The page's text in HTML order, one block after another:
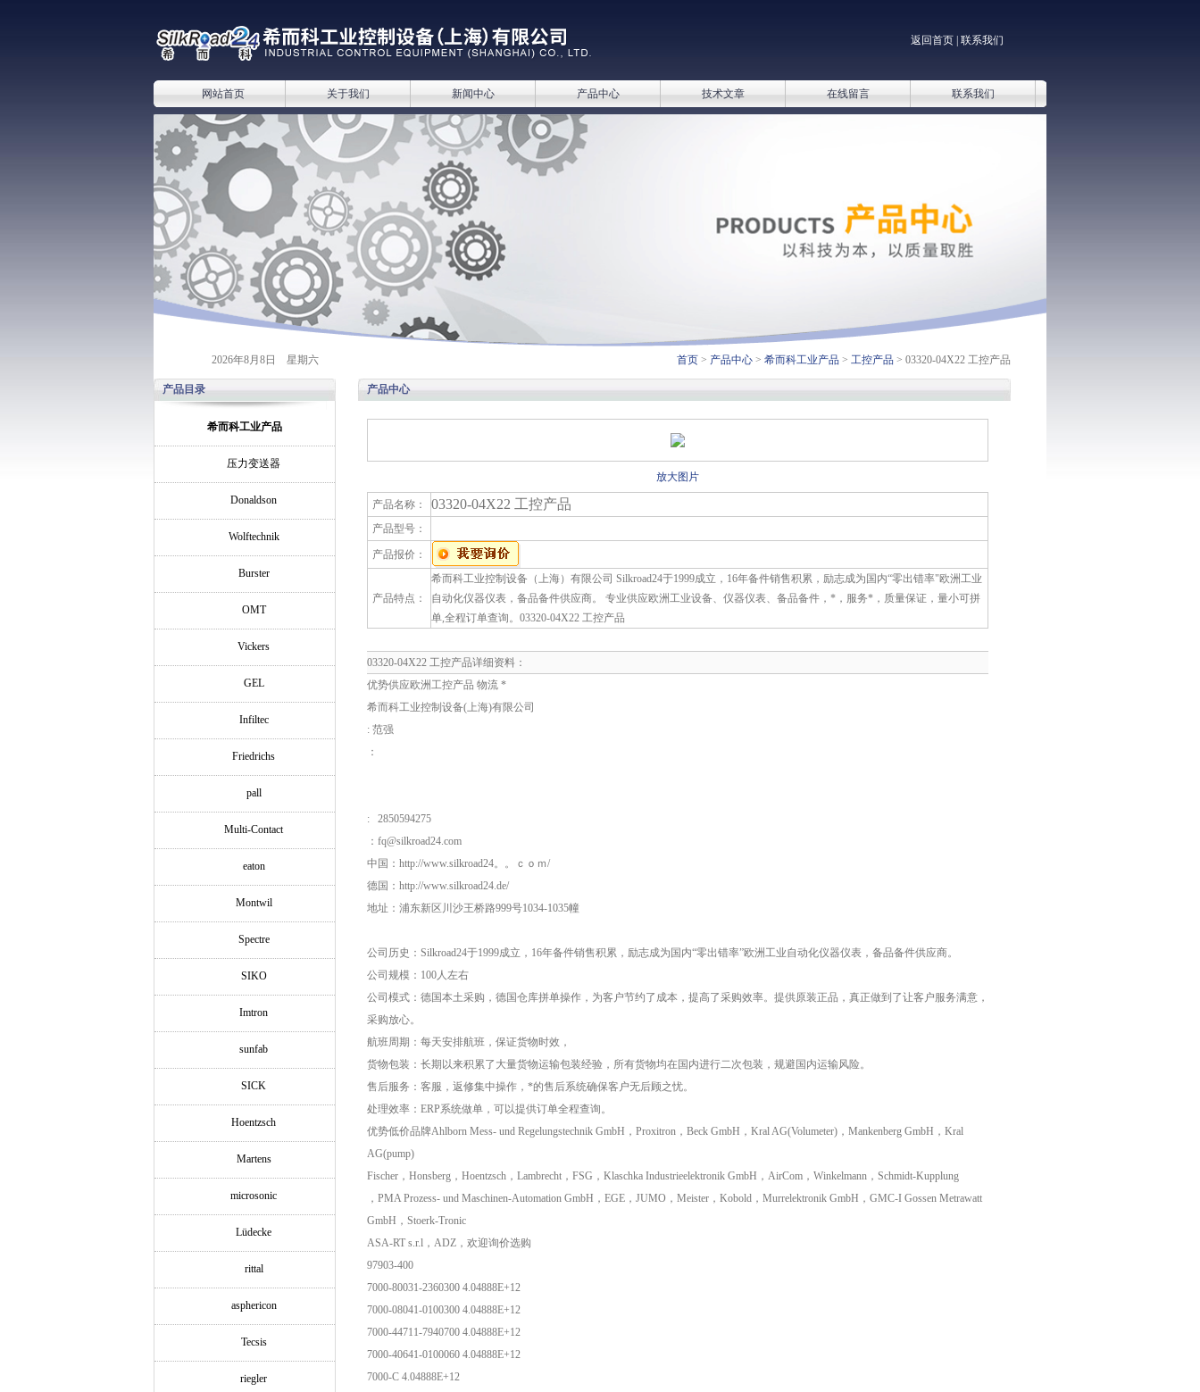
返回首页 联系我们
网站首页 关于我们 新闻中心 产品中心 技术文章 在线留言 联系我们
2026年8月8日 星期六 首页 > 产品中心 > 希而科工业产品 > 工控产品 > 03320-04X22 工控产品
产品目录
希而科工业产品
压力变送器
Donaldson
Wolftechnik
Burster
OMT
Vickers
GEL
Infiltec
Friedrichs
pall
Multi-Contact
eaton
Montwil
Spectre
SIKO
Imtron
sunfab
SICK
Hoentzsch
Martens
microsonic
Lüdecke
rittal
asphericon
Tecsis
riegler
产品中心
放大图片
产品名称： 03320-04X22 工控产品
产品型号：
产品报价：
产品特点：
希而科工业控制设备（上海）有限公司 Silkroad24于1999成立，16年备件销售积累，励志成为国内“零出错率"欧洲工业
自动化仪器仪表，备品备件供应商。 专业供应欧洲工业设备、仪器仪表、备品备件，*，服务*，质量保证，量小可拼
单,全程订单查询。03320-04X22 工控产品
03320-04X22 工控产品详细资料：
优势供应欧洲工控产品 物流 *
希而科工业控制设备(上海)有限公司
: 范强
：
: 2850594275
：fq@silkroad24.com
中国：http://www.silkroad24。。ｃｏｍ/
德国：http://www.silkroad24.de/
地址：浦东新区川沙王桥路999号1034-1035幢
公司历史：Silkroad24于1999成立，16年备件销售积累，励志成为国内“零出错率”欧洲工业自动化仪器仪表，备品备件供应商。
公司规模：100人左右
公司模式：德国本土采购，德国仓库拼单操作，为客户节约了成本，提高了采购效率。提供原装正品，真正做到了让客户服务满意，
采购放心。
航班周期：每天安排航班，保证货物时效，
货物包装：长期以来积累了大量货物运输包装经验，所有货物均在国内进行二次包装，规避国内运输风险。
售后服务：客服，返修集中操作，*的售后系统确保客户无后顾之忧。
处理效率：ERP系统做单，可以提供订单全程查询。
优势低价品牌Ahlborn Mess- und Regelungstechnik GmbH，Proxitron，Beck GmbH，Kral AG(Volumeter)，Mankenberg GmbH，Kral
AG(pump)
Fischer，Honsberg，Hoentzsch，Lambrecht，FSG，Klaschka Industrieelektronik GmbH，AirCom，Winkelmann，Schmidt-Kupplung
，PMA Prozess- und Maschinen-Automation GmbH，EGE，JUMO，Meister，Kobold，Murrelektronik GmbH，GMC-I Gossen Metrawatt
GmbH，Stoerk-Tronic
ASA-RT s.r.l，ADZ，欢迎询价选购
97903-400
7000-80031-2360300 4.04888E+12
7000-08041-0100300 4.04888E+12
7000-44711-7940700 4.04888E+12
7000-40641-0100060 4.04888E+12
7000-C 4.04888E+12